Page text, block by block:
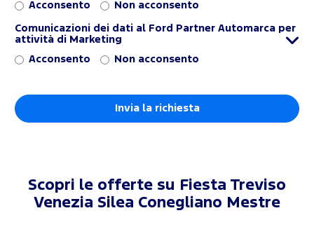
Acconsento Non acconsento
Comunicazioni dei dati al Ford Partner Automarca per
attività di Marketing
Acconsento Non acconsento
Scopri le offerte su Fiesta Treviso
Venezia Silea Conegliano Mestre